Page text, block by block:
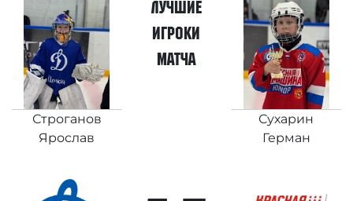
Лучшие
игроки
матча
Строганов
Ярослав
Сухарин
Герман